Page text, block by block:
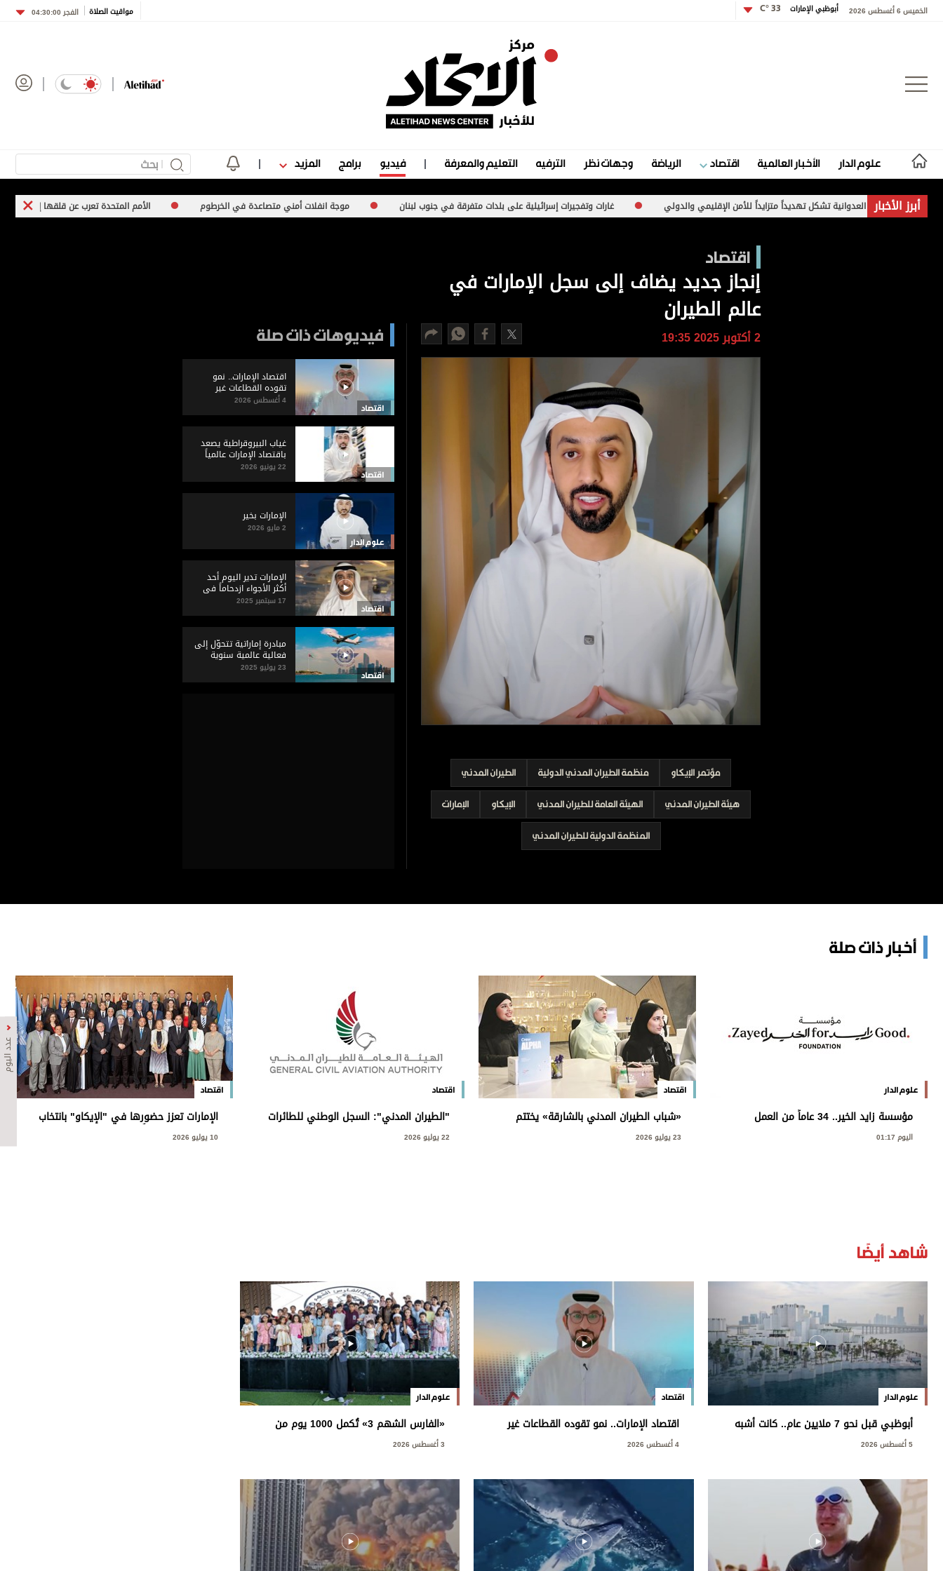
الخميس 6 أغسطس 2026 أبوظبي الإمارات 33 °C مواقيت الصلاة الفجر 04:30:00
علوم الدار الأخبار العالمية اقتصاد الرياضة وجهات نظر الترفيه التعليم والمعرفة فيديو برامج المزيد
علوم الدار
أبرز الأخبار
العدوانية تشكل تهديداً متزايداً للأمن الإقليمي والدولي غارات وتفجيرات إسرائيلية على بلدات متفرقة في جنوب لبنان موجة انفلات أمني متصاعدة في الخرطوم الأمم المتحدة تعرب عن قلقها إزاء ارتفاع عدد عمليات
عدد اليوم
اقتصاد
إنجاز جديد يضاف إلى سجل الإمارات في
عالم الطيران
2 أكتوبر 2025 19:35
مؤتمر الإيكاو منظمة الطيران المدني الدولية الطيران المدني
هيئة الطيران المدني الهيئة العامة للطيران المدني الإيكاو الإمارات
المنظمة الدولية للطيران المدني
فيديوهات ذات صلة
اقتصاد
اقتصاد الإمارات.. نمو
تقوده القطاعات غير
النفطية
4 أغسطس 2026
اقتصاد
غياب البيروقراطية يصعد
باقتصاد الإمارات عالمياً
22 يونيو 2026
علوم الدار
الإمارات بخير
2 مايو 2026
اقتصاد
الإمارات تدير اليوم أحد
أكثر الأجواء ازدحاماً في
العالم
17 سبتمبر 2025
اقتصاد
مبادرة إماراتية تتحوّل إلى
فعالية عالمية سنوية
23 يوليو 2025
أخبار ذات صلة
علوم الدار
مؤسسة زايد الخير.. 34 عاماً من العمل
الإنساني والتنموي
اليوم 01:17
اقتصاد
«شباب الطيران المدني بالشارقة» يختتم
الدورة الأولى من البرنامج التعريفي
23 يوليو 2026
اقتصاد
"الطيران المدني": السجل الوطني للطائرات
في تاريخه22 يوليو 2026
اقتصاد
الإمارات تعزز حضورها في "الإيكاو" بانتخاب
ممثلها الدائم نائباً أول لرئيس مجلس
المنظمة10 يوليو 2026
شاهد أيضًا
علوم الدار
أبوظبي قبل نحو 7 ملايين عام.. كانت أشبه
بمروج السافانا الأفريقية5 أغسطس 2026
اقتصاد
اقتصاد الإمارات.. نمو تقوده القطاعات غير
النفطية
4 أغسطس 2026
علوم الدار
«الفارس الشهم 3» تُكمل 1000 يوم من
العطاء في دعم سكان غزة
3 أغسطس 2026